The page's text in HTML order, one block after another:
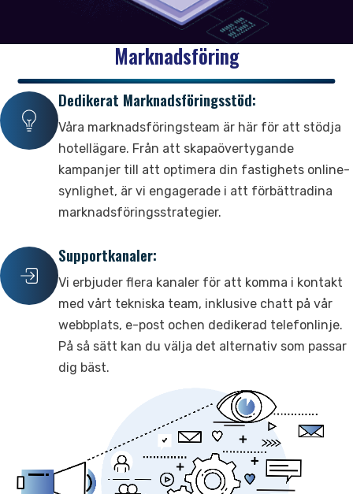
Intäktsstyrning
Marknadsföring
Företagswebbplats
Digital marknadsföringssvit
Semesterbostäder
Uppdateringar & Paket
Våra paket
Senaste uppdateringarna
Partnerskap & Support
Auktoriserade återförsäljare
Bokningshantering
Fördelning av bokningar
Gästhantering
Branschtrender
Rapporter & Uppdateringar
Detaljerade rapporter
Meddelanden & Förbättringar
Social påverkan
Kunder & Karriärer
Våra kunder
Karriärer
Recensioner
Försäljning
Kontakt
Kontakta oss
Marknadsföring
Dedikerat Marknadsföringsstöd:
Våra marknadsföringsteam är här för att stödja
hotellägare. Från att skapaövertygande
kampanjer till att optimera din fastighets online-
synlighet, är vi engagerade i att förbättradina
marknadsföringsstrategier.
Supportkanaler:
Vi erbjuder flera kanaler för att komma i kontakt
med vårt tekniska team, inklusive chatt på vår
webbplats, e-post ochen dedikerad telefonlinje.
På så sätt kan du välja det alternativ som passar
dig bäst.